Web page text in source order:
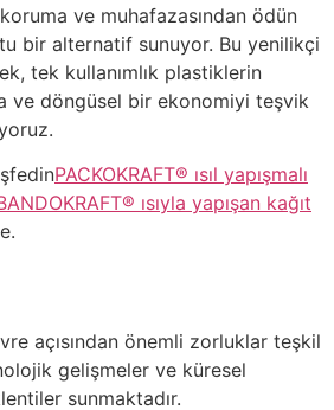
ve muhafazasından ödün
bir alternatif sunuyor. Bu yenilikçi
tek kullanımlık plastiklerin
ve döngüsel bir ekonomiyi teşvik
PACKOKRAFT® ısıl yapışmalı
ısıyla yapışan kağıt
açısından önemli zorluklar teşkil
gelişmeler ve küresel
sunmaktadır.